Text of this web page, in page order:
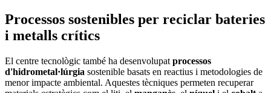
Processos sostenibles per reciclar bateries
i metalls crítics
El centre tecnològic també ha desenvolupat processos
d'hidrometal·lúrgia sostenible basats en reactius i metodologies de
menor impacte ambiental. Aquestes tècniques permeten recuperar